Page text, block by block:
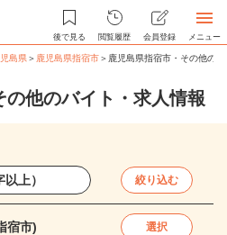
後で見る 閲覧履歴 会員登録 メニュー
島県＞ 鹿児島県指宿市＞ 鹿児島県指宿市・その他の
の他のバイト・求人情報
絞り込む
宿市) 選択